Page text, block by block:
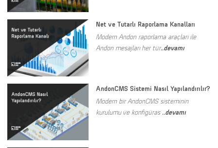
Net ve Tutarlı Raporlama Kanalları
Modern Andon raporlama araçları ile
Andon mesajları her tür..devamı
AndonCMS Sistemi Nasıl Yapılandırılır?
Modern bir AndonCMS sisteminin
kurulumu ve konfigüras ..devamı